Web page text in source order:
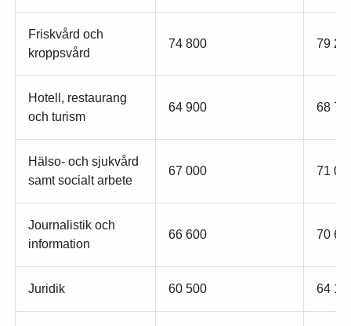
Friskvård och
kroppsvård
74 800 79
Hotell, restaurang
och turism
64 900 68
Hälso- och sjukvård
samt socialt arbete
67 000 71
Journalistik och
information
66 600 70
Juridik 60 500 64